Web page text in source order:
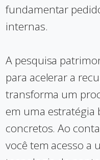
fundamentar
internas.
A pesquisa
para acelerar a
transforma um
em uma estratégia
concretos. Ao
você tem acesso a